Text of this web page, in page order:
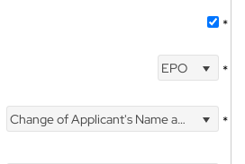
*
EPO *
Change of Applicant's Name and Address *